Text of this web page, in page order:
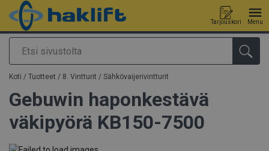
Etsi
Tarjouskori Menu
Tuote lisätty tarjouspyyntöön
Koti / Tuotteet / 8. Vintturit / Sähkövaijerivintturit
Gebuwin haponkestävä
väkipyörä KB150-7500